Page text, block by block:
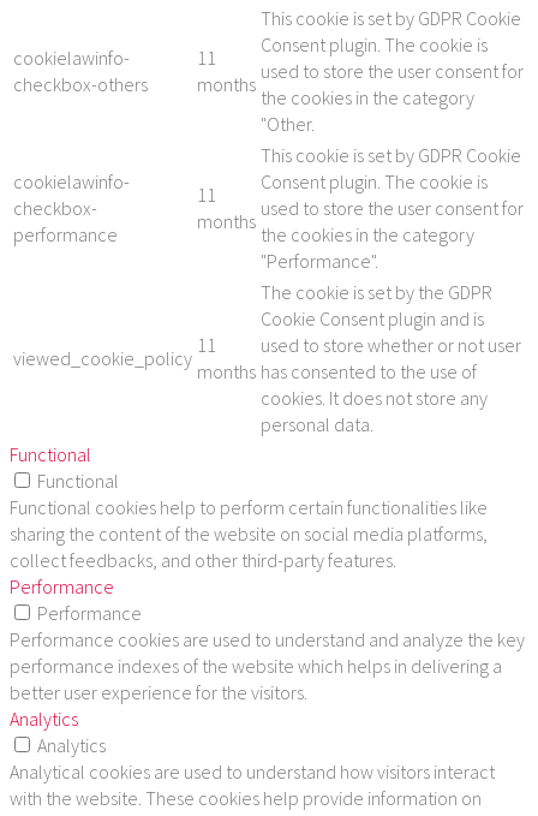
cookielawinfo-
checkbox-others
11
months
This cookie is set by GDPR Cookie
Consent plugin. The cookie is
used to store the user consent for
the cookies in the category
"Other.
cookielawinfo-
checkbox-
performance
11
months
This cookie is set by GDPR Cookie
Consent plugin. The cookie is
used to store the user consent for
the cookies in the category
"Performance".
viewed_cookie_policy
11
months
The cookie is set by the GDPR
Cookie Consent plugin and is
used to store whether or not user
has consented to the use of
cookies. It does not store any
personal data.
Functional
Functional
Functional cookies help to perform certain functionalities like
sharing the content of the website on social media platforms,
collect feedbacks, and other third-party features.
Performance
Performance
Performance cookies are used to understand and analyze the key
performance indexes of the website which helps in delivering a
better user experience for the visitors.
Analytics
Analytics
Analytical cookies are used to understand how visitors interact
with the website. These cookies help provide information on